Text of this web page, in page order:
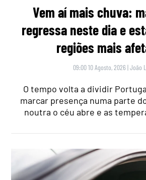
Vem aí mais chuva:
regressa neste dia e
regiões mais
09:00 10 Agosto, 2026 |João
O tempo volta a dividir
marcar presença numa parte
noutra o céu abre e as